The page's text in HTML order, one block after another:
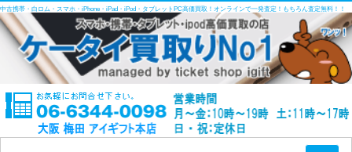
中古携帯・白ロム・スマホ・iPhone・iPad・iPod・タブレットPC高価買取！オンラインで一発査定！もちろん査定無料！！